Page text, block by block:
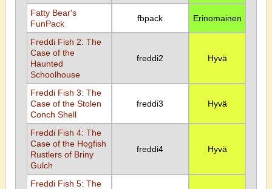
Fatty Bear's
FunPack
fbpack Erinomainen
Freddi Fish 2: The
Case of the
Haunted
Schoolhouse
freddi2 Hyvä
Freddi Fish 3: The
Case of the Stolen
Conch Shell
freddi3 Hyvä
Freddi Fish 4: The
Case of the Hogfish
Rustlers of Briny
Gulch
freddi4 Hyvä
Freddi Fish 5: The